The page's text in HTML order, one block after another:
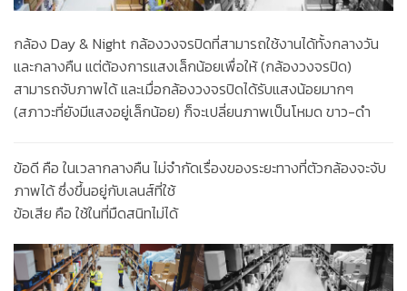
กล้อง Day & Night กล้องวงจรปิดที่สามารถใช้งานได้ทั้งกลางวัน
และกลางคืน แต่ต้องการแสงเล็กน้อยเพื่อให้ (กล้องวงจรปิด)
สามารถจับภาพได้ และเมื่อกล้องวงจรปิดได้รับแสงน้อยมากๆ
(สภาวะที่ยังมีแสงอยู่เล็กน้อย) ก็จะเปลี่ยนภาพเป็นโหมด ขาว-ดำ
ข้อดี คือ ในเวลากลางคืน ไม่จำกัดเรื่องของระยะทางที่ตัวกล้องจะจับ
ภาพได้ ซึ่งขึ้นอยู่กับเลนส์ที่ใช้
ข้อเสีย คือ ใช้ในที่มืดสนิทไม่ได้